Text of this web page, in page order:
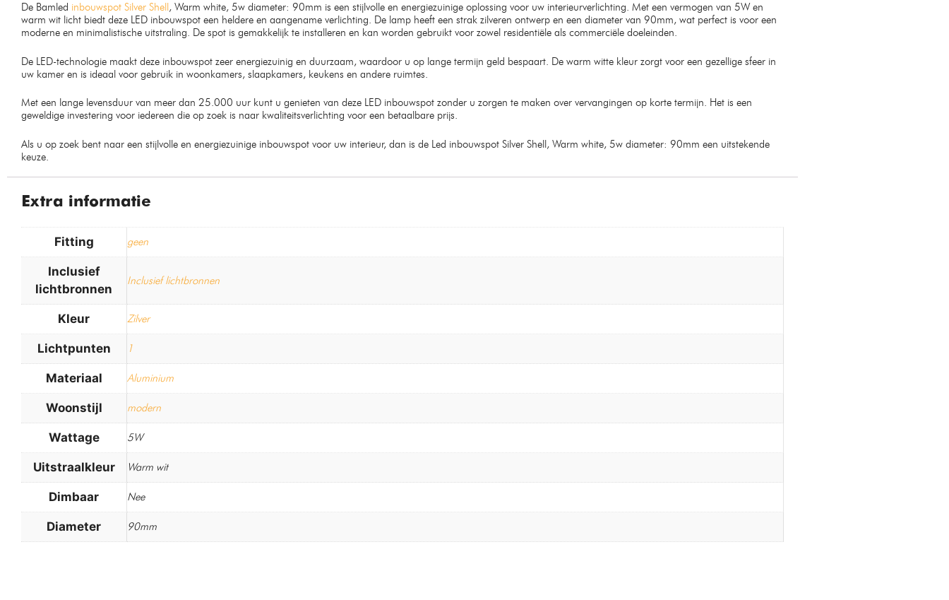
De Bamled inbouwspot Silver Shell , Warm white, 5w diameter: 90mm is een stijlvolle en energiezuinige oplossing voor uw interieurverlichting. Met een vermogen van 5W en
warm wit licht biedt deze LED inbouwspot een heldere en aangename verlichting. De lamp heeft een strak zilveren ontwerp en een diameter van 90mm, wat perfect is voor een
moderne en minimalistische uitstraling. De spot is gemakkelijk te installeren en kan worden gebruikt voor zowel residentiële als commerciële doeleinden.
De LED-technologie maakt deze inbouwspot zeer energiezuinig en duurzaam, waardoor u op lange termijn geld bespaart. De warm witte kleur zorgt voor een gezellige sfeer in
uw kamer en is ideaal voor gebruik in woonkamers, slaapkamers, keukens en andere ruimtes.
Met een lange levensduur van meer dan 25.000 uur kunt u genieten van deze LED inbouwspot zonder u zorgen te maken over vervangingen op korte termijn. Het is een
geweldige investering voor iedereen die op zoek is naar kwaliteitsverlichting voor een betaalbare prijs.
Als u op zoek bent naar een stijlvolle en energiezuinige inbouwspot voor uw interieur, dan is de Led inbouwspot Silver Shell, Warm white, 5w diameter: 90mm een uitstekende
keuze.
Extra informatie
Fitting geen
Inclusief
lichtbronnen
Inclusief lichtbronnen
Kleur Zilver
Lichtpunten 1
Materiaal Aluminium
Woonstijl modern
Wattage 5W
Uitstraalkleur Warm wit
Dimbaar Nee
Diameter 90mm